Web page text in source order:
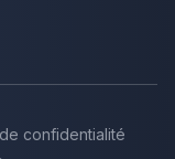
confidentialité